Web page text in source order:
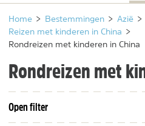
Home > Bestemmingen > Azië >
Reizen met kinderen in China >
Rondreizen met kinderen in China
Rondreizen met
Open filter